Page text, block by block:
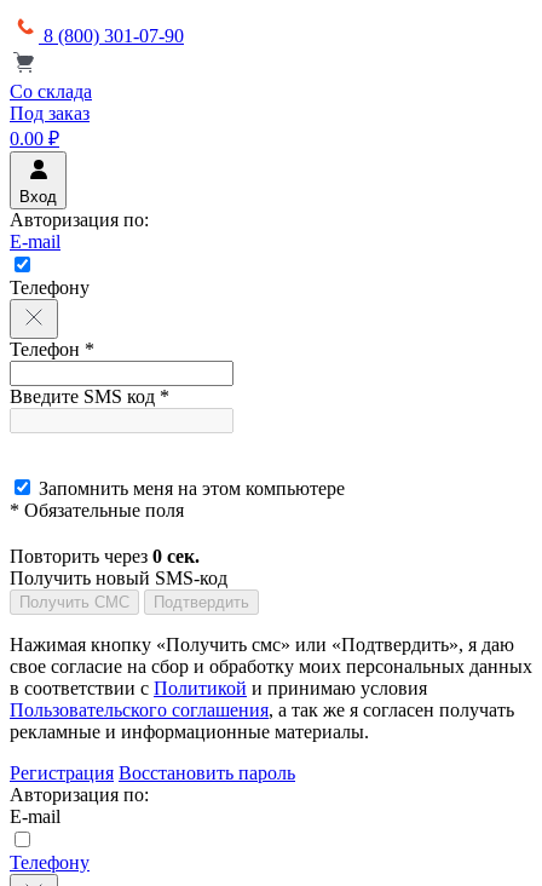
8 (800) 301-07-90
Со склада
Под заказ
0.00 ₽
Вход
Авторизация по:
E-mail
Телефону
Телефон *
Введите SMS код *
Запомнить меня на этом компьютере
* Обязательные поля
Повторить через 0 сек.
Получить новый SMS-код
Получить СМС Подтвердить
Нажимая кнопку «Получить смс» или «Подтвердить», я даю
свое согласие на сбор и обработку моих персональных данных
в соответствии с Политикой и принимаю условия
Пользовательского соглашения, а так же я согласен получать
рекламные и информационные материалы.
Регистрация Восстановить пароль
Авторизация по:
E-mail
Телефону